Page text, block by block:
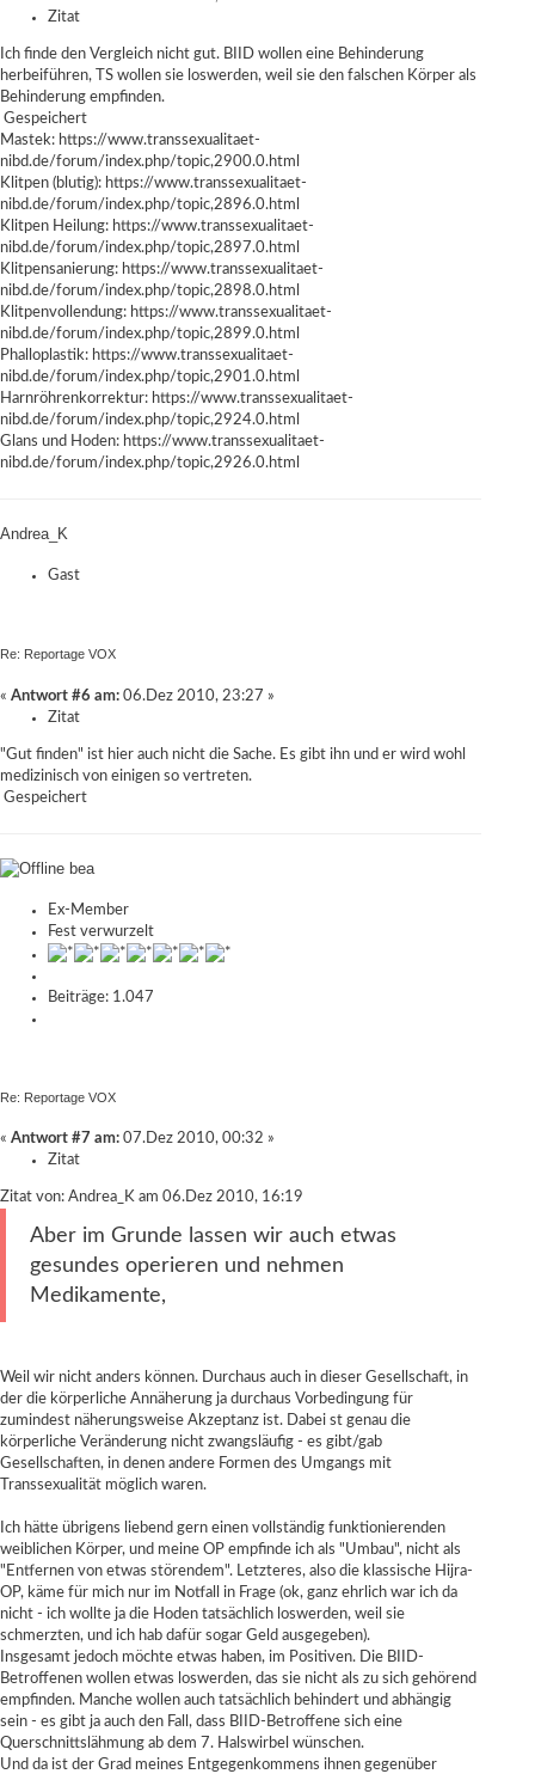
Zitat
Ich finde den Vergleich nicht gut. BIID wollen eine Behinderung
herbeiführen, TS wollen sie loswerden, weil sie den falschen Körper als
Behinderung empfinden.
Gespeichert
Mastek: https://www.transsexualitaet-
nibd.de/forum/index.php/topic,2900.0.html
Klitpen (blutig): https://www.transsexualitaet-
nibd.de/forum/index.php/topic,2896.0.html
Klitpen Heilung: https://www.transsexualitaet-
nibd.de/forum/index.php/topic,2897.0.html
Klitpensanierung: https://www.transsexualitaet-
nibd.de/forum/index.php/topic,2898.0.html
Klitpenvollendung: https://www.transsexualitaet-
nibd.de/forum/index.php/topic,2899.0.html
Phalloplastik: https://www.transsexualitaet-
nibd.de/forum/index.php/topic,2901.0.html
Harnröhrenkorrektur: https://www.transsexualitaet-
nibd.de/forum/index.php/topic,2924.0.html
Glans und Hoden: https://www.transsexualitaet-
nibd.de/forum/index.php/topic,2926.0.html
Andrea_K
Gast
Re: Reportage VOX
« Antwort #6 am: 06.Dez 2010, 23:27 »
Zitat
"Gut finden" ist hier auch nicht die Sache. Es gibt ihn und er wird wohl
medizinisch von einigen so vertreten.
Gespeichert
bea
Ex-Member
Fest verwurzelt
Beiträge: 1.047
Re: Reportage VOX
« Antwort #7 am: 07.Dez 2010, 00:32 »
Zitat
Zitat von: Andrea_K am 06.Dez 2010, 16:19
Aber im Grunde lassen wir auch etwas
gesundes operieren und nehmen
Medikamente,
Weil wir nicht anders können. Durchaus auch in dieser Gesellschaft, in
der die körperliche Annäherung ja durchaus Vorbedingung für
zumindest näherungsweise Akzeptanz ist. Dabei st genau die
körperliche Veränderung nicht zwangsläufig - es gibt/gab
Gesellschaften, in denen andere Formen des Umgangs mit
Transsexualität möglich waren.
Ich hätte übrigens liebend gern einen vollständig funktionierenden
weiblichen Körper, und meine OP empfinde ich als "Umbau", nicht als
"Entfernen von etwas störendem". Letzteres, also die klassische Hijra-
OP, käme für mich nur im Notfall in Frage (ok, ganz ehrlich war ich da
nicht - ich wollte ja die Hoden tatsächlich loswerden, weil sie
schmerzten, und ich hab dafür sogar Geld ausgegeben).
Insgesamt jedoch möchte etwas haben, im Positiven. Die BIID-
Betroffenen wollen etwas loswerden, das sie nicht als zu sich gehörend
empfinden. Manche wollen auch tatsächlich behindert und abhängig
sein - es gibt ja auch den Fall, dass BIID-Betroffene sich eine
Querschnittslähmung ab dem 7. Halswirbel wünschen.
Und da ist der Grad meines Entgegenkommens ihnen gegenüber